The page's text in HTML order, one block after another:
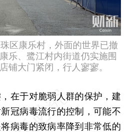
区康乐村，外面的世界已撤
乐、鹭江村内街道仍实施围
铺大门紧闭，行人寥寥。
于对脆弱人群的保护，建
冠病毒流行的控制，可能不
病毒的致病率降到非常低的